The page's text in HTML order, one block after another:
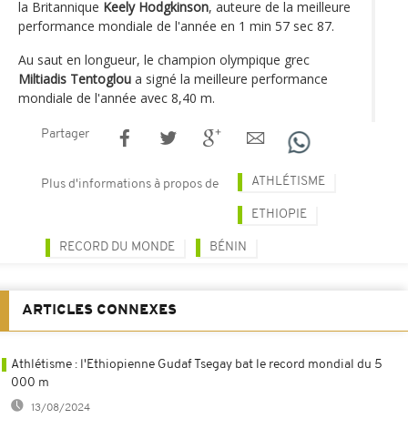
la Britannique Keely Hodgkinson, auteure de la meilleure
performance mondiale de l'année en 1 min 57 sec 87.
Au saut en longueur, le champion olympique grec
Miltiadis Tentoglou a signé la meilleure performance
mondiale de l'année avec 8,40 m.
Partager
Plus d'informations à propos de ATHLÉTISME
ETHIOPIE
RECORD DU MONDE BÉNIN
ARTICLES CONNEXES
Athlétisme : l'Ethiopienne Gudaf Tsegay bat le record mondial du 5
000 m
13/08/2024